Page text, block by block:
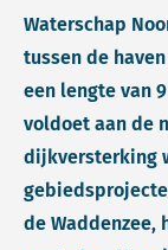
Waterschap
tussen de
een lengte van
voldoet aan de
dijkversterking
de